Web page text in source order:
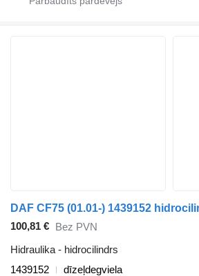
100,81 € Bez PVN
Hidraulika - hidrocilindrs
1439152
dīzeļdegviela